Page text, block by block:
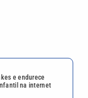
no comércio
Santista